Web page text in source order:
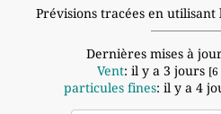
Prévisions tracées en
Dernières mises à
Vent: il y a 3 jours
particules fines: il y a 4